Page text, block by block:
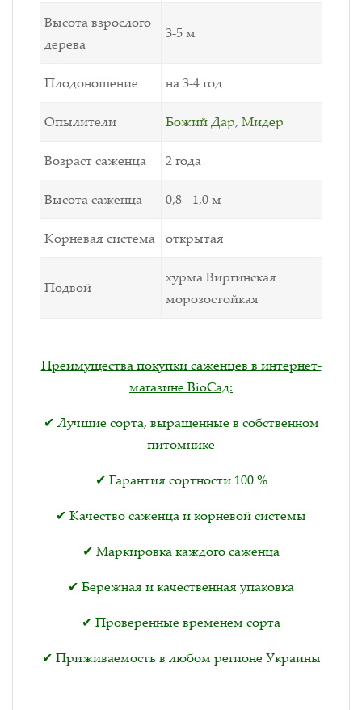
Высота взрослого
дерева
3-5 м
Плодоношение на 3-4 год
Опылители Божий Дар, Мидер
Возраст саженца 2 года
Высота саженца 0,8 - 1,0 м
Корневая система открытая
Подвой
хурма Виргинская
морозостойкая
Преимущества покупки саженцев в интернет-
магазине BioСад:
✔ Лучшие сорта, выращенные в собственном
питомнике
✔ Гарантия сортности 100 %
✔ Качество саженца и корневой системы
✔ Маркировка каждого саженца
✔ Бережная и качественная упаковка
✔ Проверенные временем сорта
✔ Приживаемость в любом регионе Украины